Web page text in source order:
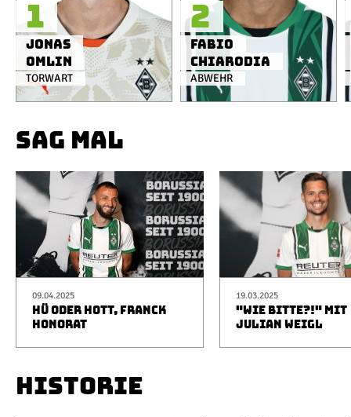
TORWART
Jonas
Omlin
1
ABWEHR
Fabio
Chiarodia
2
SAG MAL
09.04.2025
HÜ ODER HOTT, FRANCK
HONORAT
19.03.2025
"WIE BITTE?!" MIT
JULIAN WEIGL
HISTORIE